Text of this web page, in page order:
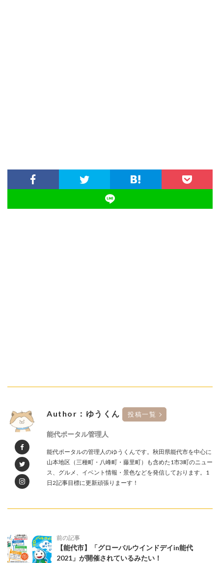
Author：ゆうくん 投稿一覧
能代ポータル管理人
能代ポータルの管理人のゆうくんです。秋田県能代市を中心に
山本地区（三種町・八峰町・藤里町）も含めた1市3町のニュー
ス、グルメ、イベント情報・景色などを発信しております。1
日2記事目標に更新頑張りまーす！
前の記事
【能代市】「グローバルウインドデイin能代
2021」が開催されているみたい！